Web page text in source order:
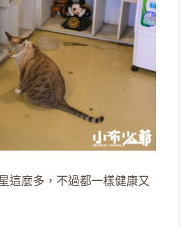
這麼多，不過都一樣健康又